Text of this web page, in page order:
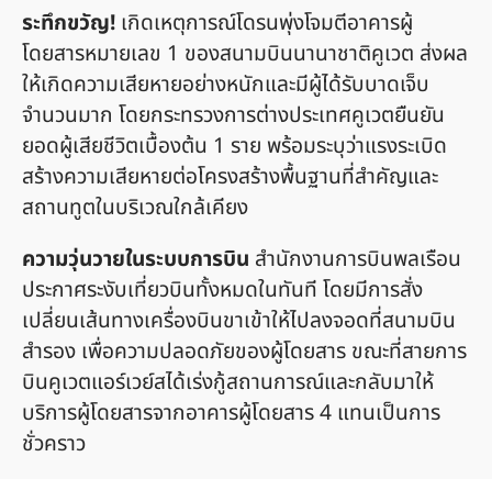
ระทึกขวัญ! เกิดเหตุการณ์โดรนพุ่งโจมตีอาคารผู้
โดยสารหมายเลข 1 ของสนามบินนานาชาติคูเวต ส่งผล
ให้เกิดความเสียหายอย่างหนักและมีผู้ได้รับบาดเจ็บ
จำนวนมาก โดยกระทรวงการต่างประเทศคูเวตยืนยัน
ยอดผู้เสียชีวิตเบื้องต้น 1 ราย พร้อมระบุว่าแรงระเบิด
สร้างความเสียหายต่อโครงสร้างพื้นฐานที่สำคัญและ
สถานทูตในบริเวณใกล้เคียง
ความวุ่นวายในระบบการบิน สำนักงานการบินพลเรือน
ประกาศระงับเที่ยวบินทั้งหมดในทันที โดยมีการสั่ง
เปลี่ยนเส้นทางเครื่องบินขาเข้าให้ไปลงจอดที่สนามบิน
สำรอง เพื่อความปลอดภัยของผู้โดยสาร ขณะที่สายการ
บินคูเวตแอร์เวย์สได้เร่งกู้สถานการณ์และกลับมาให้
บริการผู้โดยสารจากอาคารผู้โดยสาร 4 แทนเป็นการ
ชั่วคราว